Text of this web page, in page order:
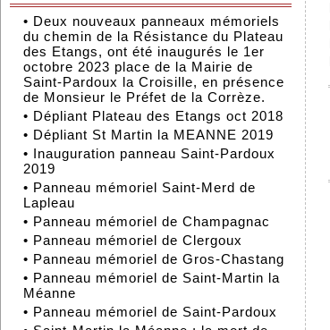
• Deux nouveaux panneaux mémoriels
du chemin de la Résistance du Plateau
des Etangs, ont été inaugurés le 1er
octobre 2023 place de la Mairie de
Saint-Pardoux la Croisille, en présence
de Monsieur le Préfet de la Corrèze.
• Dépliant Plateau des Etangs oct 2018
• Dépliant St Martin la MEANNE 2019
• Inauguration panneau Saint-Pardoux
2019
• Panneau mémoriel Saint-Merd de
Lapleau
• Panneau mémoriel de Champagnac
• Panneau mémoriel de Clergoux
• Panneau mémoriel de Gros-Chastang
• Panneau mémoriel de Saint-Martin la
Méanne
• Panneau mémoriel de Saint-Pardoux